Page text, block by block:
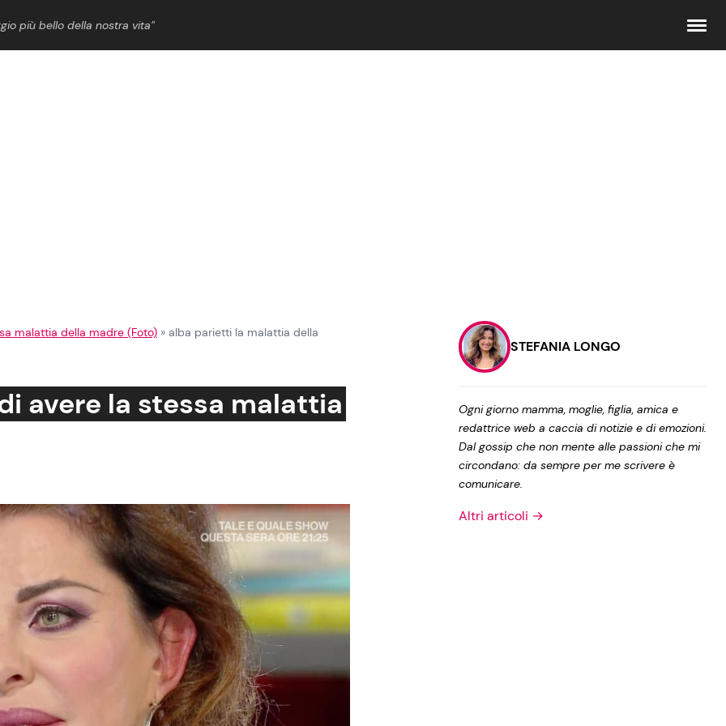
più bello della nostra vita”
Consigli di Cucina
Dolci
Le Ricette in TV
Primi Piatti
Ricette Facili e Veloci
Ricette Feste
Ricette per Bambini
Contattaci
Pubblicità
Privacy Policy
malattia della madre (Foto) » alba parietti la malattia della
avere la stessa malattia
STEFANIA LONGO
Ogni giorno mamma, moglie, figlia, amica e
redattrice web a caccia di notizie e di emozioni.
Dal gossip che non mente alle passioni che mi
circondano: da sempre per me scrivere è
comunicare.
Altri articoli →